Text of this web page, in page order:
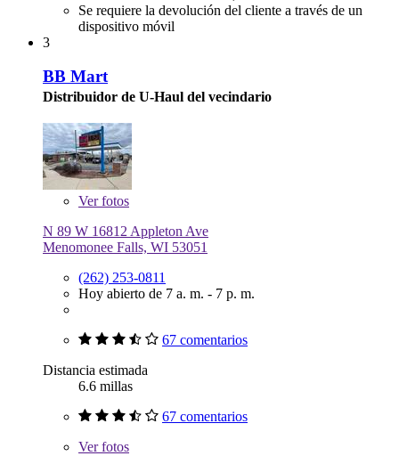
Se requiere la devolución del cliente a través de un
dispositivo móvil
3
BB Mart
Distribuidor de U-Haul del vecindario
Verfotos
N 89 W 16812 Appleton Ave
Menomonee Falls, WI 53051
(262) 253-0811
Hoy abierto de 7 a. m. - 7 p. m.
67 comentarios
Distancia estimada
6.6 millas
67 comentarios
Verfotos